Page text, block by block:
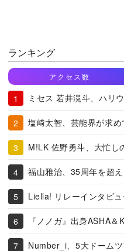
ランキング
アクセス数
ミセス 若井滉斗、ハリ
塩﨑太智、芸能界が求め
M!LK 佐野勇斗、大忙し
福山雅治、35周年を超
Liella! リレーインタビ
『ノノガ』出身ASHA＆
Number_i、5大ドーム